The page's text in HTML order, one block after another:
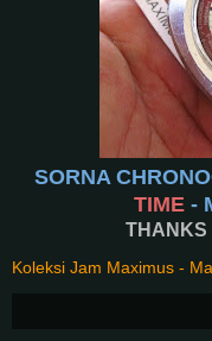
SORNA
TIME -
THANKS
Koleksi Jam Maximus -